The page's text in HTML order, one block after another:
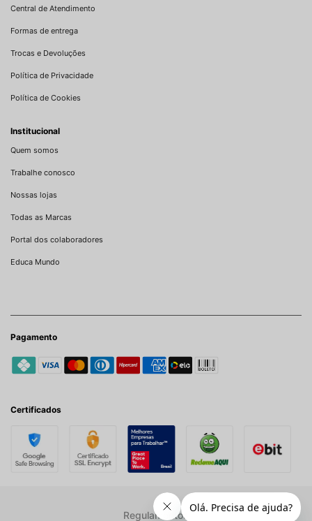
Central de Atendimento
Formas de entrega
Trocas e Devoluções
Política de Privacidade
Política de Cookies
Institucional
Quem somos
Trabalhe conosco
Nossas lojas
Todas as Marcas
Portal dos colaboradores
Educa Mundo
Pagamento
Certificados
Regulamentos